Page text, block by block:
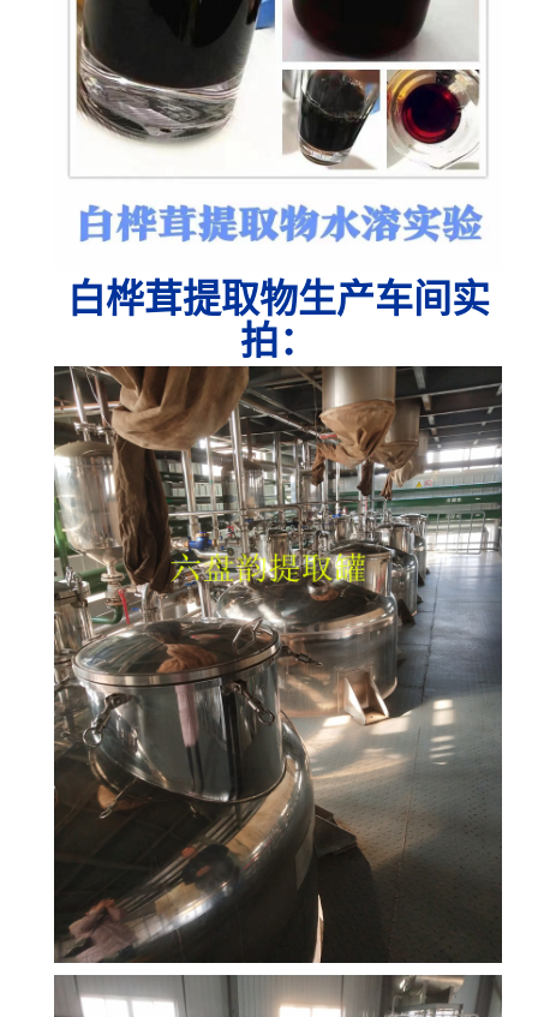
白桦茸提取物生产车间实
拍：